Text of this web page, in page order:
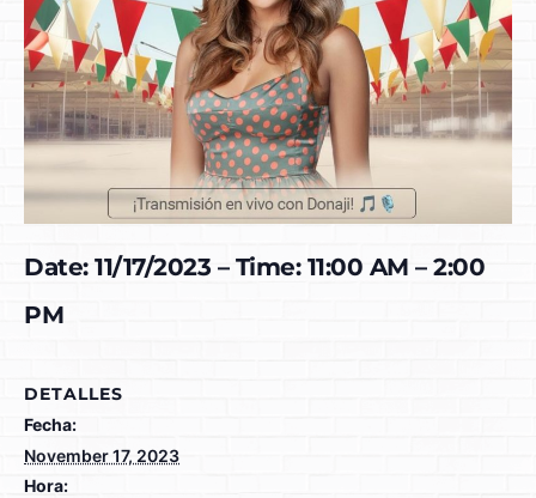
Date: 11/17/2023 – Time: 11:00 AM – 2:00
PM
DETALLES
Fecha:
November 17, 2023
Hora: